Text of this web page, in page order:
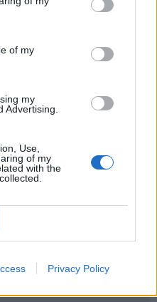
of my
my
Advertising.
Use,
of my
with the
Privacy Policy
prie Vilniaus atėmė
jos mama ir močiute
reikaluose
– sėkmė,
– greiti sprendimai